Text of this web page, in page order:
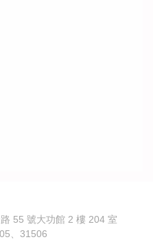
55 號大功館 2 樓 204 室
、31506